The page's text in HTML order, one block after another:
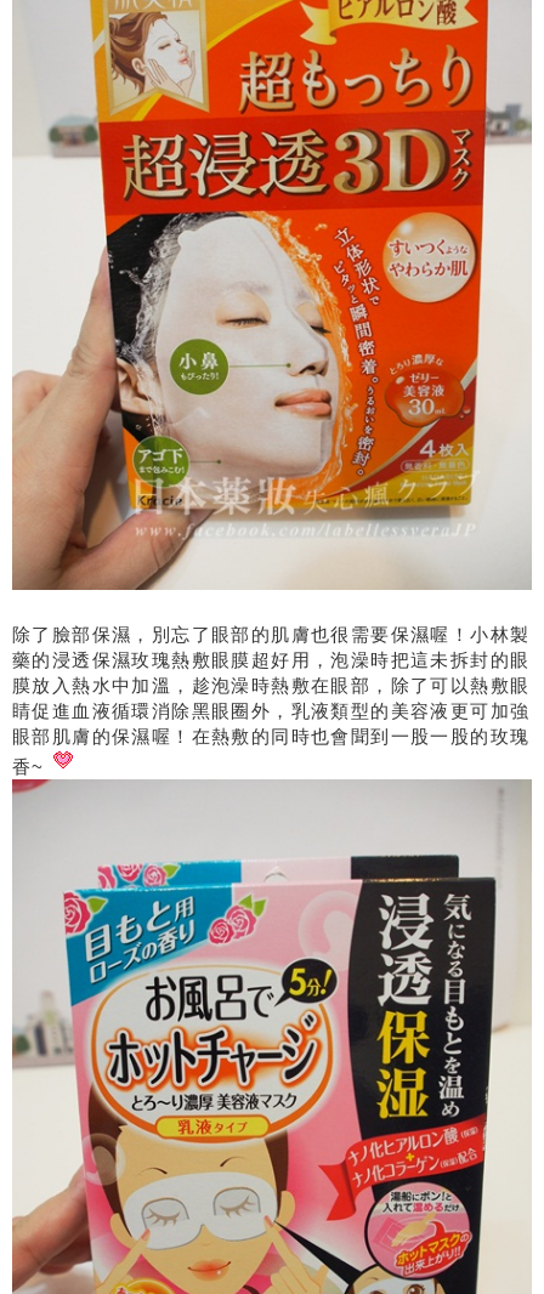
除了臉部保濕，別忘了眼部的肌膚也很需要保濕喔！小林製
藥的浸透保濕玫瑰熱敷眼膜超好用，泡澡時把這未拆封的眼
膜放入熱水中加溫，趁泡澡時熱敷在眼部，除了可以熱敷眼
睛促進血液循環消除黑眼圈外，乳液類型的美容液更可加強
眼部肌膚的保濕喔！在熱敷的同時也會聞到一股一股的玫瑰
香~